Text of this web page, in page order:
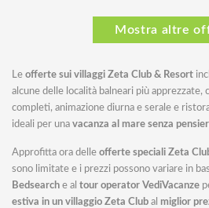
Mostra altre
Le offerte sui villaggi Zeta Club & Resort
alcune delle località balneari più apprezzate,
completi, animazione diurna e serale e
ideali per una vacanza al mare senza
Approfitta ora delle offerte speciali Zeta
sono limitate e i prezzi possono variare in
Bedsearch e al tour operator VediVacanze
estiva in un villaggio Zeta Club al miglior